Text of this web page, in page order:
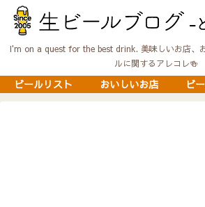
I'm on a quest for the best drink. 美味しいお店、
ルに関するアレコレ🍻
ビールリスト おいしいお店 ビ